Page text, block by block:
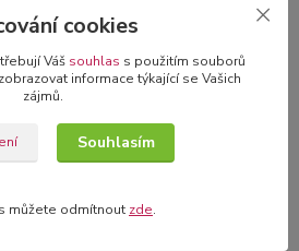
s 3D dekorací
cookies
Váš souhlas s použitím souborů
informace týkající se Vašich
zájmů.
Souhlasím
můžete odmítnout zde.